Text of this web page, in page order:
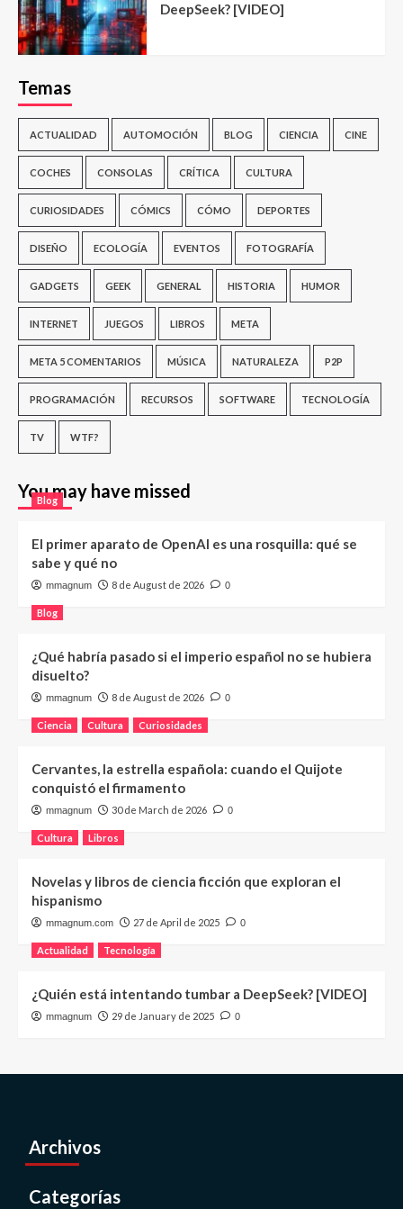
DeepSeek? [VIDEO]
Temas
ACTUALIDAD AUTOMOCIÓN BLOG CIENCIA CINE
COCHES CONSOLAS CRÍTICA CULTURA
CURIOSIDADES CÓMICS CÓMO DEPORTES
DISEÑO ECOLOGÍA EVENTOS FOTOGRAFÍA
GADGETS GEEK GENERAL HISTORIA HUMOR
INTERNET JUEGOS LIBROS META
META 5 COMENTARIOS MÚSICA NATURALEZA P2P
PROGRAMACIÓN RECURSOS SOFTWARE TECNOLOGÍA
TV WTF?
You may have missed
Blog
El primer aparato de OpenAI es una rosquilla: qué se
sabe y qué no
mmagnum 8 de August de 2026 0
Blog
¿Qué habría pasado si el imperio español no se hubiera
disuelto?
mmagnum 8 de August de 2026 0
Ciencia Cultura Curiosidades
Cervantes, la estrella española: cuando el Quijote
conquistó el firmamento
mmagnum 30 de March de 2026 0
Cultura Libros
Novelas y libros de ciencia ficción que exploran el
hispanismo
mmagnum.com 27 de April de 2025 0
Actualidad Tecnología
¿Quién está intentando tumbar a DeepSeek? [VIDEO]
mmagnum 29 de January de 2025 0
Archivos
Categorías